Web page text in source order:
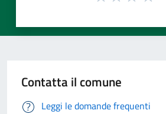
Contatta il comune
Leggi le domande frequenti